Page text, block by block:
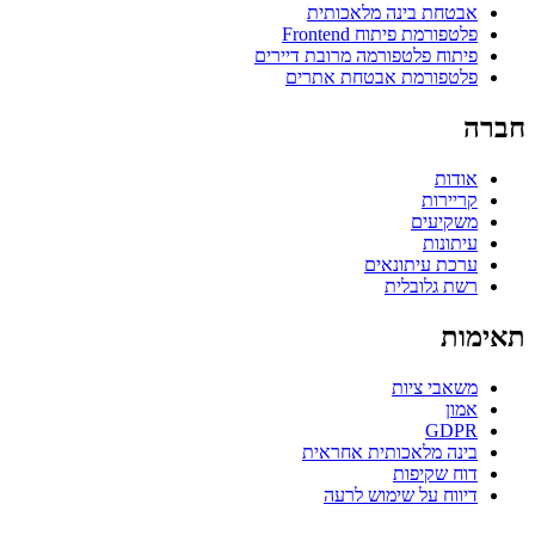
אבטחת בינה מלאכותית
פלטפורמת פיתוח Frontend
פיתוח פלטפורמה מרובת דיירים
פלטפורמת אבטחת אתרים
חברה
אודות
קריירות
משקיעים
עיתונות
ערכת עיתונאים
רשת גלובלית
תאימות
משאבי ציות
אמון
GDPR
בינה מלאכותית אחראית
דוח שקיפות
דיווח על שימוש לרעה